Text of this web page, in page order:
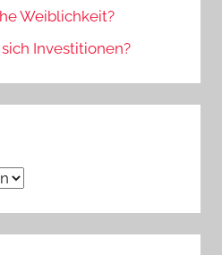
Weiblichkeit?
Investitionen?